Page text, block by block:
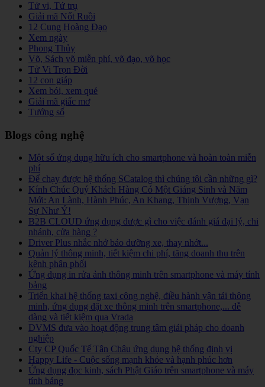
Tử vi, Tứ trụ
Giải mã Nốt Ruồi
12 Cung Hoàng Đạo
Xem ngày
Phong Thủy
Võ, Sách võ miễn phí, võ đạo, võ học
Tử Vi Trọn Đời
12 con giáp
Xem bói, xem quẻ
Giải mã giấc mơ
Tướng số
Blogs công nghệ
Một số ứng dụng hữu ích cho smartphone và hoàn toàn miễn
phí
Để chạy được hệ thống SCatalog thì chúng tôi cần những gì?
Kính Chúc Quý Khách Hàng Có Một Giáng Sinh và Năm
Mới: An Lành, Hành Phúc, An Khang, Thịnh Vượng, Vạn
Sự Như Ý!
B2B CLOUD ứng dụng được gì cho việc đánh giá đại lý, chi
nhánh, cửa hàng ?
Driver Plus nhắc nhở bảo dưỡng xe, thay nhớt...
Quản lý thông minh, tiết kiệm chi phí, tăng doanh thu trên
kênh phân phối
Ứng dụng in rửa ảnh thông minh trên smartphone và máy tính
bảng
Triển khai hệ thống taxi công nghệ, điều hành vận tải thông
minh, ứng dụng đặt xe thông minh trên smartphone,... dễ
dàng và tiết kiệm qua Vrada
DVMS đưa vào hoạt động trung tâm giải pháp cho doanh
nghiệp
Cty CP Quốc Tế Tân Châu ứng dụng hệ thống định vị
Happy Life - Cuộc sống mạnh khỏe và hạnh phúc hơn
Ứng dụng đọc kinh, sách Phật Giáo trên smartphone và máy
tính bảng